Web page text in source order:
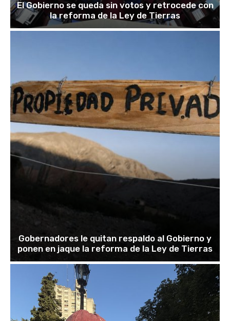
El Gobierno se queda sin votos y retrocede con
la reforma de la Ley de Tierras
Gobernadores le quitan respaldo al Gobierno y
ponen en jaque la reforma de la Ley de Tierras